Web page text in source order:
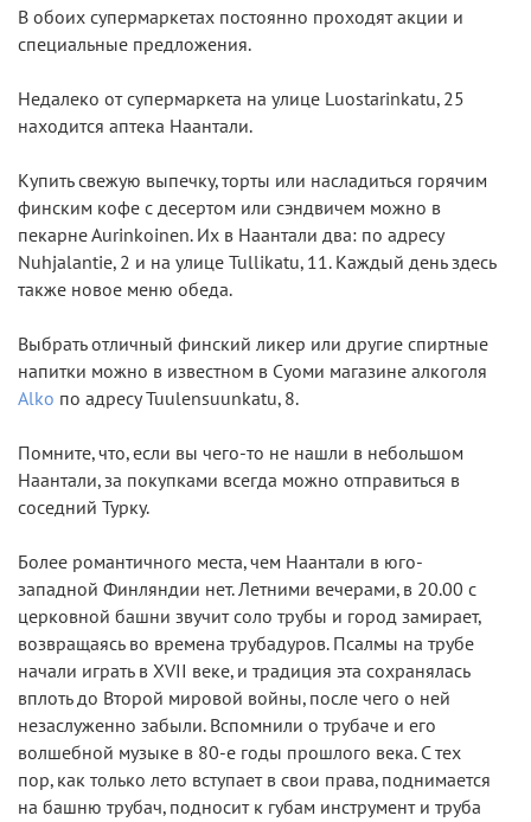
В обоих супермаркетах постоянно проходят акции и
специальные предложения.
Недалеко от супермаркета на улице Luostarinkatu, 25
находится аптека Наантали.
Купить свежую выпечку, торты или насладиться горячим
финским кофе с десертом или сэндвичем можно в
пекарне Аurinkoinen. Их в Наантали два: по адресу
Nuhjalantie, 2 и на улице Tullikatu, 11. Каждый день здесь
также новое меню обеда.
Выбрать отличный финский ликер или другие спиртные
напитки можно в известном в Суоми магазине алкоголя
Alko по адресу Tuulensuunkatu, 8.
Помните, что, если вы чего-то не нашли в небольшом
Наантали, за покупками всегда можно отправиться в
соседний Турку.
Более романтичного места, чем Наантали в юго-
западной Финляндии нет. Летними вечерами, в 20.00 с
церковной башни звучит соло трубы и город замирает,
возвращаясь во времена трубадуров. Псалмы на трубе
начали играть в XVII веке, и традиция эта сохранялась
вплоть до Второй мировой войны, после чего о ней
незаслуженно забыли. Вспомнили о трубаче и его
волшебной музыке в 80-е годы прошлого века. С тех
пор, как только лето вступает в свои права, поднимается
на башню трубач, подносит к губам инструмент и труба